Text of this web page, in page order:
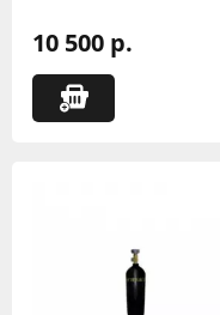
10 500 р.